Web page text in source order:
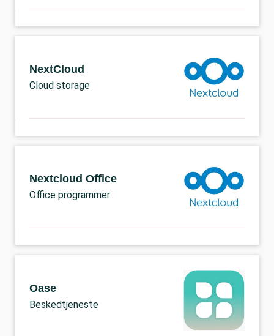
NextCloud
Cloud storage
Nextcloud Office
Office programmer
Oase
Beskedtjeneste